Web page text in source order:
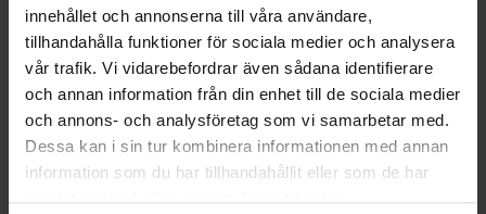
innehållet och annonserna till våra användare,
tillhandahålla funktioner för sociala medier och analysera
vår trafik. Vi vidarebefordrar även sådana identifierare
och annan information från din enhet till de sociala medier
och annons- och analysföretag som vi samarbetar med.
Dessa kan i sin tur kombinera informationen med annan
information som du har tillhandahållit eller som de har
samlat in när du har använt deras tjänster.
Rökning
Diabetes
Behandling av mukosit
Hur mukosit behandlas beror på vad det är som